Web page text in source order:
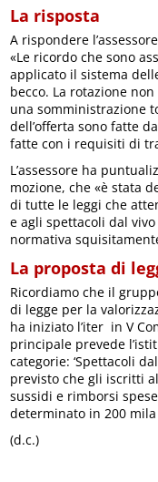
La risposta
A rispondere
«Le ricordo che sono
applicato il sistema
becco. La rotazione
una somministrazione
dell’offerta sono fatte
fatte con i requisiti di
L’assessore ha
mozione, che «è stata
di tutte le leggi che
e agli spettacoli dal vivo
normativa
La proposta di
Ricordiamo che il
di legge per la
ha iniziato l’iter in V
principale prevede
categorie: ‘Spettacoli
previsto che gli iscritti
sussidi e rimborsi
determinato in 200
(d.c.)